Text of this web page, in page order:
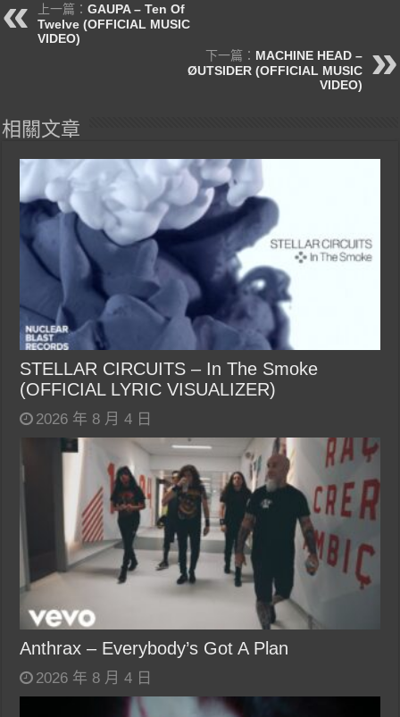
上一篇：GAUPA – Ten Of
Twelve (OFFICIAL MUSIC
VIDEO)
下一篇： MACHINE HEAD –
ØUTSIDER (OFFICIAL MUSIC
VIDEO)
相關文章
STELLAR CIRCUITS – In The Smoke
(OFFICIAL LYRIC VISUALIZER)
2026 年 8 月 4 日
Anthrax – Everybody’s Got A Plan
2026 年 8 月 4 日